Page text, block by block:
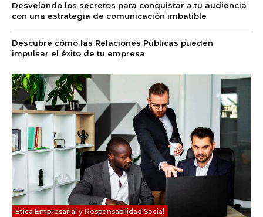
Desvelando los secretos para conquistar a tu audiencia
con una estrategia de comunicación imbatible
Descubre cómo las Relaciones Públicas pueden
impulsar el éxito de tu empresa
Ética Empresarial y Responsabilidad Social